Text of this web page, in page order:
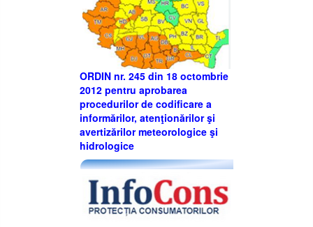
ORDIN nr. 245 din 18 octombrie
2012 pentru aprobarea
procedurilor de codificare a
informărilor, atenţionărilor şi
avertizărilor meteorologice şi
hidrologice